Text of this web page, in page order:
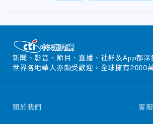
新聞、影音、節目、直播、社群及App都
世界各地華人亦頗受歡迎，全球擁有2000
關於我們 客